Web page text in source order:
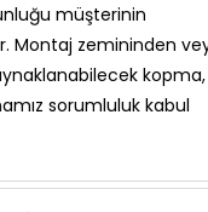
müşterinin
Montaj zemininden
sorumluluk kabul